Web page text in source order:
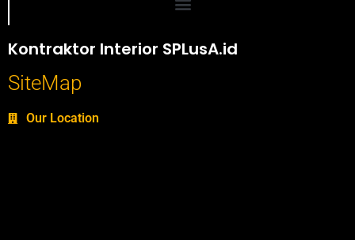
Kontraktor Interior SPLusA.id
SiteMap
Our Location